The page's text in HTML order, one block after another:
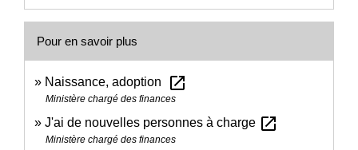
Pour en savoir plus
Naissance, adoption open_in_new
Ministère chargé des finances
J'ai de nouvelles personnes à charge open_in_new
Ministère chargé des finances